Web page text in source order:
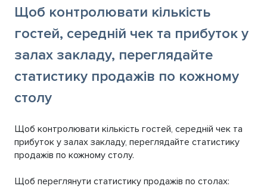
Щоб контролювати кількість
гостей, середній чек та прибуток у
залах закладу, переглядайте
статистику продажів по кожному
столу
Щоб контролювати кількість гостей, середній чек та
прибуток у залах закладу, переглядайте статистику
продажів по кожному столу.
Щоб переглянути статистику продажів по столах: